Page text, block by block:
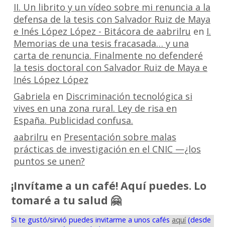
II. Un librito y un vídeo sobre mi renuncia a la
defensa de la tesis con Salvador Ruiz de Maya
e Inés López López - Bitácora de aabrilru en I.
Memorias de una tesis fracasada… y una
carta de renuncia. Finalmente no defenderé
la tesis doctoral con Salvador Ruiz de Maya e
Inés López López
Gabriela en Discriminación tecnológica si
vives en una zona rural. Ley de risa en
España. Publicidad confusa.
aabrilru en Presentación sobre malas
prácticas de investigación en el CNIC —¿los
puntos se unen?
¡Invítame a un café! Aquí puedes. Lo
tomaré a tu salud 🤗
Si te gustó/sirvió puedes invitarme a unos cafés aquí(desde